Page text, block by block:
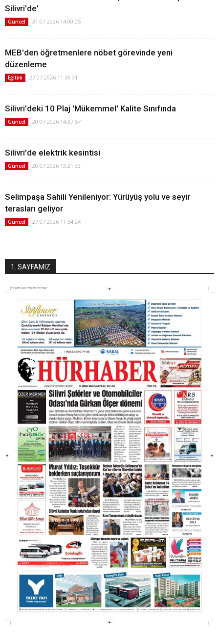
Silivri'de'
Güncel 31.07.2026 14:00:05
MEB'den öğretmenlere nöbet görevinde yeni
düzenleme
Eğitim 27.07.2026 11:36:31
Silivri'deki 10 Plaj 'Mükemmel' Kalite Sınıfında
Güncel 20.07.2026 14:37:57
Silivri'de elektrik kesintisi
Güncel 20.07.2026 13:21:32
Selimpaşa Sahili Yenileniyor: Yürüyüş yolu ve seyir
terasları geliyor
Güncel 27.07.2026 11:54:24
1. SAYFAMIZ